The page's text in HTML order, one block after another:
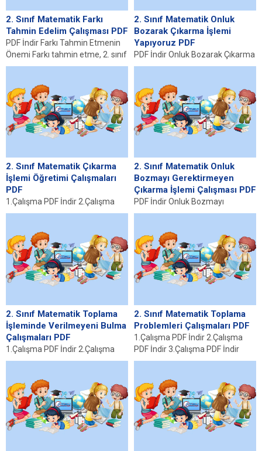
2. Sınıf Matematik Farkı
Tahmin Edelim Çalışması PDF
PDF İndir Farkı Tahmin Etmenin
Önemi Farkı tahmin etme, 2. sınıf
öğrencileri için matematik
2. Sınıf Matematik Onluk
Bozarak Çıkarma İşlemi
Yapıyoruz PDF
PDF İndir Onluk Bozarak Çıkarma
Nedir? Onluk bozarak çıkarma
olarak kullanılan bir...
2. Sınıf Matematik Çıkarma
İşlemi Öğretimi Çalışmaları
PDF
1.Çalışma PDF İndir 2.Çalışma
PDF İndir 3.Çalışma PDF İndir İlk
Temelleri Çıkarma...
2. Sınıf Matematik Onluk
Bozmayı Gerektirmeyen
Çıkarma İşlemi Çalışması PDF
PDF İndir Onluk Bozmayı
Gerektirmeyen Çıkarma İşlemi
gerektirmeyen çıkarma işlemi,
temel matematik...
2. Sınıf Matematik Toplama
İşleminde Verilmeyeni Bulma
Çalışmaları PDF
1.Çalışma PDF İndir 2.Çalışma
PDF İndir 3.Çalışma PDF İndir
İşleminin Temelleri...
2. Sınıf Matematik Toplama
Problemleri Çalışmaları PDF
1.Çalışma PDF İndir 2.Çalışma
PDF İndir 3.Çalışma PDF İndir
4.Çalışma PDF İndir Toplama